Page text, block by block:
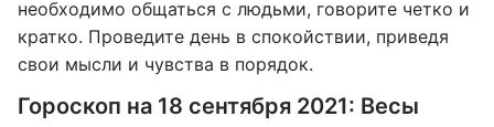
необходимо общаться с людьми, говорите четко и
кратко. Проведите день в спокойствии, приведя
свои мысли и чувства в порядок.
Гороскоп на 18 сентября 2021: Весы